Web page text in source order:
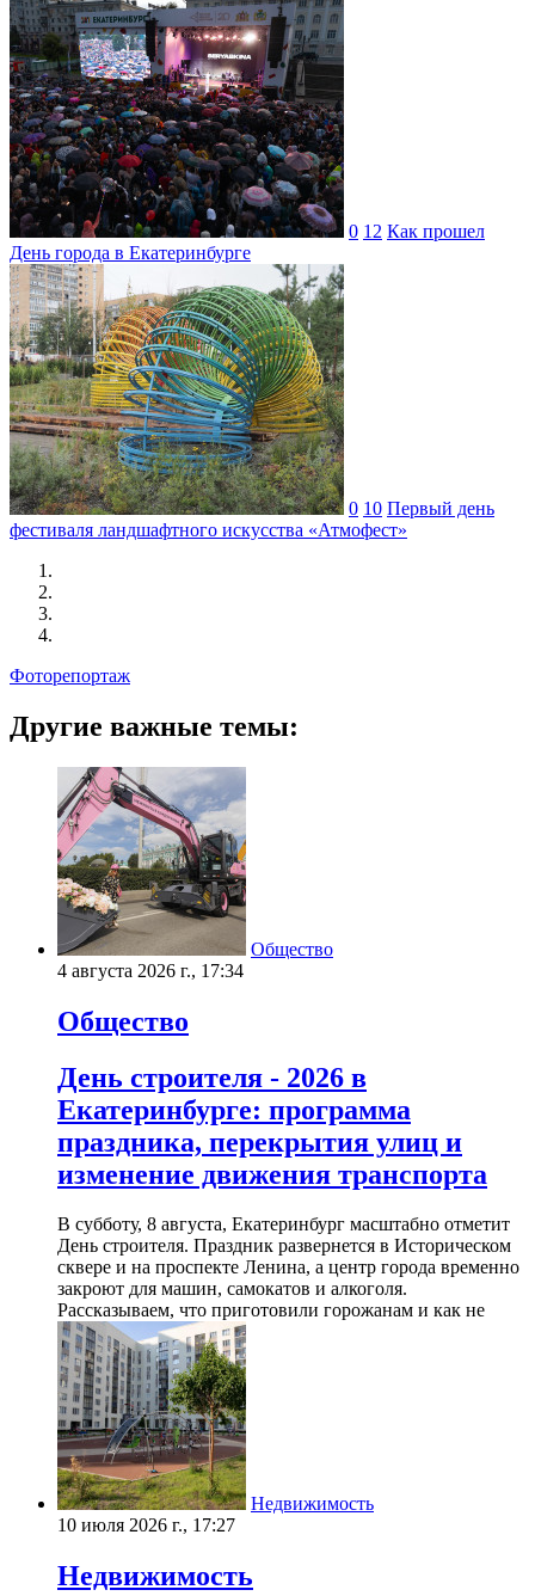
0 12 Как прошел
День города в Екатеринбурге
0 10 Первый день
фестиваля ландшафтного искусства «Атмофест»
Фоторепортаж
Другие важные темы:
Общество
4 августа 2026 г., 17:34
Общество
День строителя - 2026 в
Екатеринбурге: программа
праздника, перекрытия улиц и
изменение движения транспорта
В субботу, 8 августа, Екатеринбург масштабно отметит
День строителя. Праздник развернется в Историческом
сквере и на проспекте Ленина, а центр города временно
закроют для машин, самокатов и алкоголя.
Рассказываем, что приготовили горожанам и как не
Недвижимость
10 июля 2026 г., 17:27
Недвижимость